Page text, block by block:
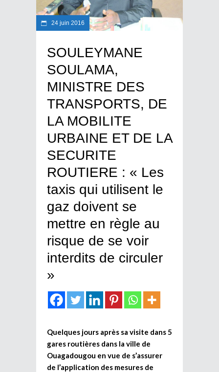
24 juin 2016
SOULEYMANE
SOULAMA,
MINISTRE DES
TRANSPORTS, DE
LA MOBILITE
URBAINE ET DE LA
SECURITE
ROUTIERE : « Les
taxis qui utilisent le
gaz doivent se
mettre en règle au
risque de se voir
interdits de circuler
»
Quelques jours après sa visite dans 5
gares routières dans la ville de
Ouagadougou en vue de s’assurer
de l’application des mesures de